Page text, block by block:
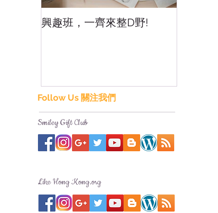
興趣班，一齊來整D野!
Follow Us 關注我們
Smiley Gift Club
Like Hong Kong.org